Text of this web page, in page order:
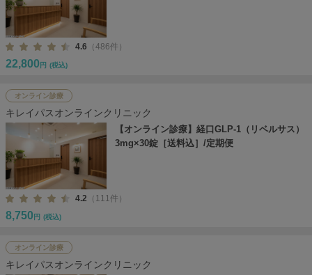
4.6 （486件）
22,800 円 (税込)
オンライン診療
キレイパスオンラインクリニック
【オンライン診療】経口GLP-1（リベルサス）
3mg×30錠［送料込］/定期便
4.2 （111件）
8,750 円 (税込)
オンライン診療
キレイパスオンラインクリニック